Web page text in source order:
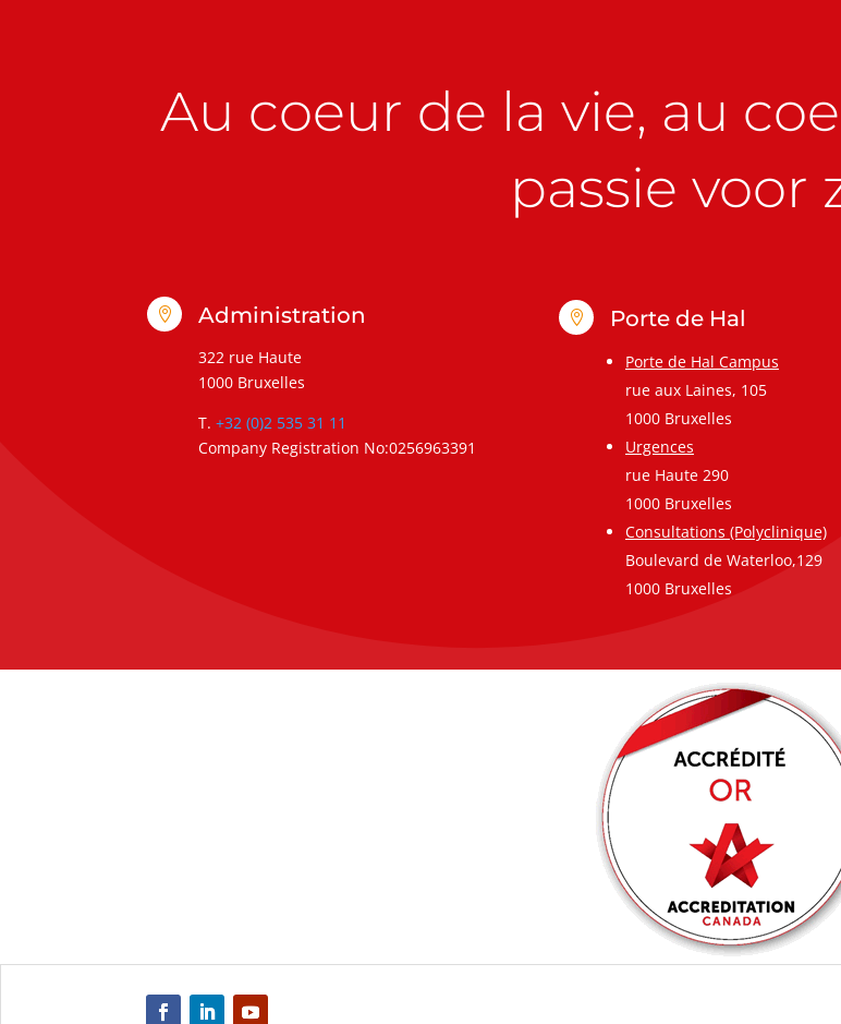
Au coeur de la vie, au
passie voor
 Administration
322 rue Haute
1000 Bruxelles
T. +32 (0)2 535 31 11
Company Registration No:0256963391
 Porte de Hal
Porte de Hal Campus
rue aux Laines, 105
1000 Bruxelles
Urgences
rue Haute 290
1000 Bruxelles
Consultations (Polyclinique)
Boulevard de Waterloo,129
1000 Bruxelles